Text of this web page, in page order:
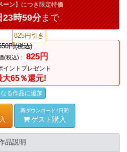
ーン】につき限定特価
23時59分まで
円(税込)
825円引き
(税込)： 825円
イントプレゼント
大65％還元!
る作品に追加
再ダウンロード7日間
ゲスト購入
品説明